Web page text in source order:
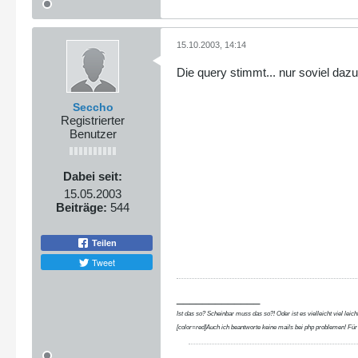
Seccho
Registrierter
Benutzer
Dabei seit:
15.05.2003
Beiträge: 544
Teilen
Tweet
15.10.2003, 14:14
Die query stimmt... nur soviel
Ist das so? Scheinbar muss das so?! Oder ist es vielleicht viel
[color=red]Auch ich beantworte keine mails bei php problemen!